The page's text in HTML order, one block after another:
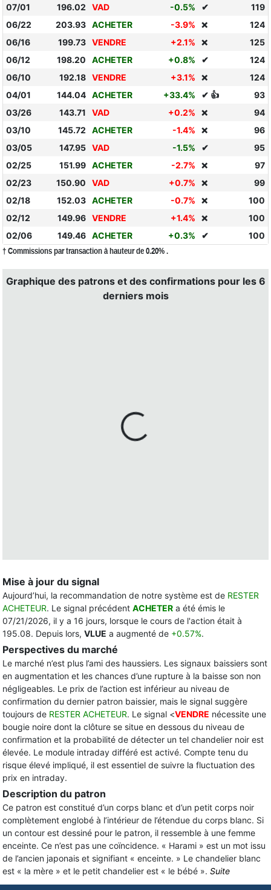
07/01
196.02 VAD -0.5% ✔
119
06/22
203.93 ACHETER -3.9% ❌
124
06/16
199.73 VENDRE +2.1% ❌
125
06/12
198.20 ACHETER +0.8% ✔
124
06/10
192.18 VENDRE +3.1% ❌
124
04/01
144.04 ACHETER +33.4% ✔ 👍
93
03/26
143.71 VAD +0.2% ❌
94
03/10
145.72 ACHETER -1.4% ❌
96
03/05
147.95 VAD -1.5% ✔
95
02/25
151.99 ACHETER -2.7% ❌
97
02/23
150.90 VAD +0.7% ❌
99
02/18
152.03 ACHETER -0.7% ❌
100
02/12
149.96 VENDRE +1.4% ❌
100
02/06
149.46 ACHETER +0.3% ✔ 100
† Commissions par transaction à hauteur de 0.20% .
Graphique des patrons et des confirmations pour les 6
derniers mois
Mise à jour du signal
Aujourd’hui, la recommandation de notre système est de RESTER
ACHETEUR. Le signal précédent ACHETER a été émis le
07/21/2026, il y a 16 jours, lorsque le cours de l'action était à
195.08. Depuis lors, VLUE a augmenté de +0.57%.
Perspectives du marché
Le marché n’est plus l’ami des haussiers. Les signaux baissiers sont
en augmentation et les chances d’une rupture à la baisse son non
négligeables. Le prix de l’action est inférieur au niveau de
confirmation du dernier patron baissier, mais le signal suggère
toujours de RESTER ACHETEUR. Le signal <VENDRE nécessite une
bougie noire dont la clôture se situe en dessous du niveau de
confirmation et la probabilité de détecter un tel chandelier noir est
élevée. Le module intraday différé est activé. Compte tenu du
risque élevé impliqué, il est essentiel de suivre la fluctuation des
prix en intraday.
Description du patron
Ce patron est constitué d’un corps blanc et d’un petit corps noir
complètement englobé à l’intérieur de l’étendue du corps blanc. Si
un contour est dessiné pour le patron, il ressemble à une femme
enceinte. Ce n’est pas une coïncidence. « Harami » est un mot issu
de l’ancien japonais et signifiant « enceinte. » Le chandelier blanc
est « la mère » et le petit chandelier est « le bébé ». Suite